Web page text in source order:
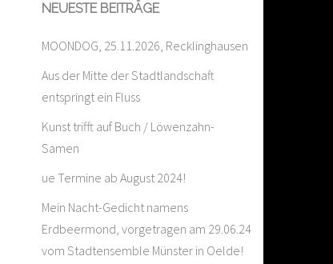
NEUESTE BEITRÄGE
MOONDOG, 25.11.2026, Recklinghausen
Aus der Mitte der Stadtlandschaft
entspringt ein Fluss
Kunst trifft auf Buch / Löwenzahn-
Samen
ue Termine ab August 2024!
Mein Nacht-Gedicht namens
Erdbeermond, vorgetragen am 29.06.24
vom Stadtensemble Münster in Oelde!